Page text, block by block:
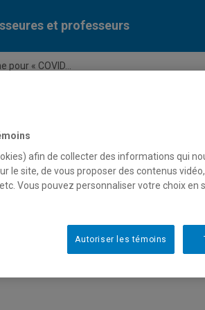
et professeurs
« COVID...
Liste des professeures et professeurs par
19 »
afin de collecter des informations qui
le site, de vous proposer des contenus vidéo,
Vous pouvez personnaliser votre choix en
Autoriser les témoins